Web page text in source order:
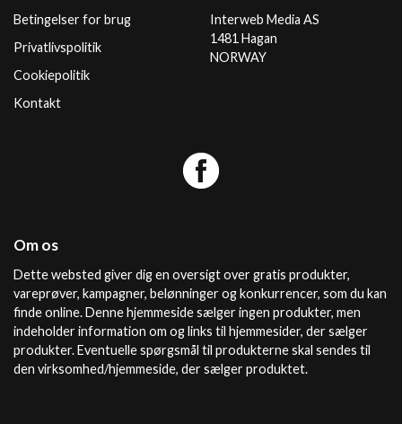
Betingelser for brug
Privatlivspolitik
Cookiepolitik
Kontakt
Interweb Media AS
1481 Hagan
NORWAY
Om os
Dette websted giver dig en oversigt over gratis produkter,
vareprøver, kampagner, belønninger og konkurrencer, som du kan
finde online. Denne hjemmeside sælger ingen produkter, men
indeholder information om og links til hjemmesider, der sælger
produkter. Eventuelle spørgsmål til produkterne skal sendes til
den virksomhed/hjemmeside, der sælger produktet.